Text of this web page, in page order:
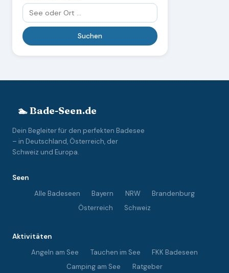
🏊 Bade-Seen.de
Dein Begleiter für den perfekten Badesee
– in Deutschland, Österreich, der
Schweiz und Europa.
Seen
Alle Badeseen
Bayern NRW
Brandenburg
Österreich
Schweiz
Aktivitäten
Angeln am See
Tauchen im See
FKK Badeseen
Camping am See
Ratgeber